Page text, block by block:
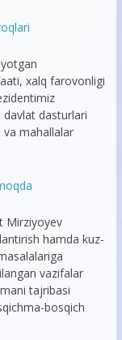
xalq farovonligi
dasturlari
mahallalar
Mirziyoyev
hamda kuz-
vazifalar
tajribasi
bosqich